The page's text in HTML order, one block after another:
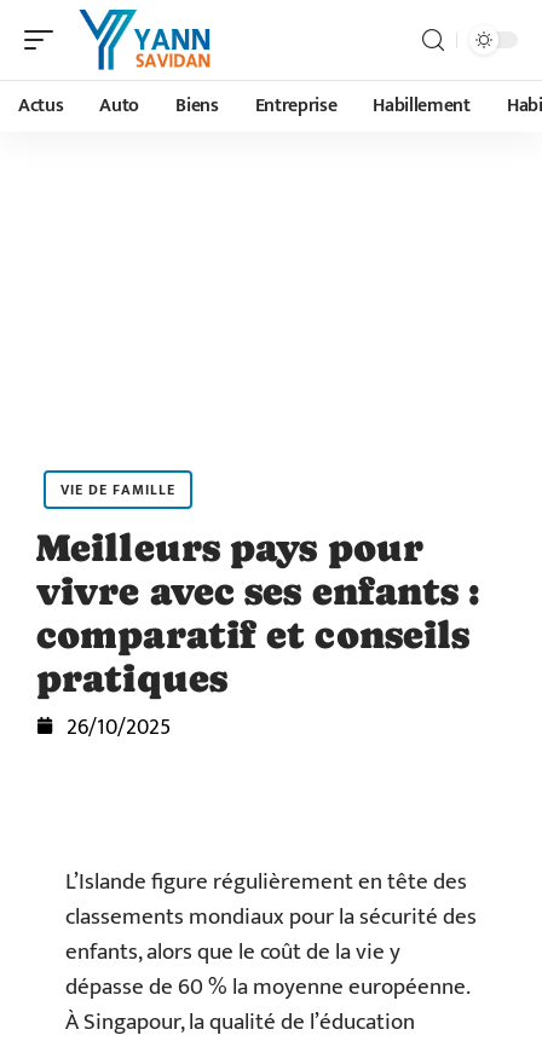
Actus Auto Biens Entreprise Habillement
VIE DE FAMILLE
Meilleurs pays pour
vivre avec ses enfants :
comparatif et conseils
pratiques
26/10/2025
L’Islande figure régulièrement en tête des
classements mondiaux pour la sécurité des
enfants, alors que le coût de la vie y
dépasse de 60 % la moyenne européenne.
À Singapour, la qualité de l’éducation